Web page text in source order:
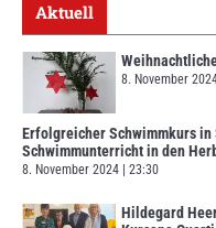
Aktuell
8. November
Erfolgreicher Schwimmkurs
Schwimmunterricht in den
8. November 2024 23:30
Hildegard